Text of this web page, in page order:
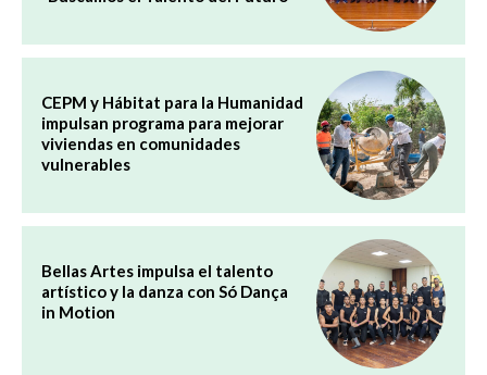
CEPM y Hábitat para la Humanidad
impulsan programa para mejorar
viviendas en comunidades
vulnerables
Bellas Artes impulsa el talento
artístico y la danza con Só Dança
in Motion